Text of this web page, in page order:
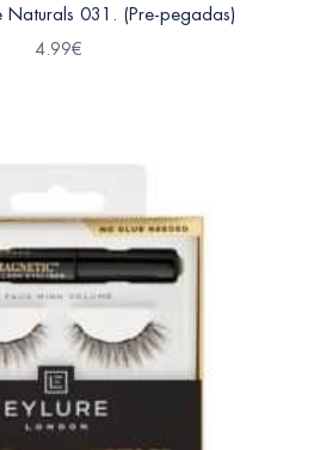
Naturals 031. (Pre-pegadas)
4.99€